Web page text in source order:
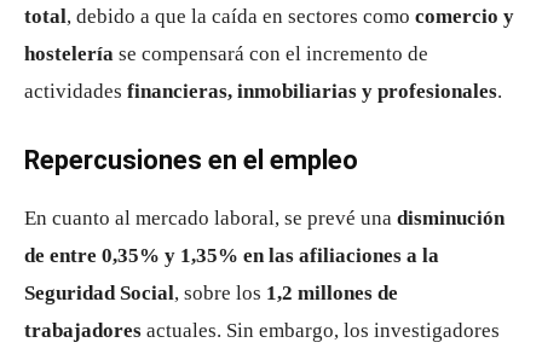
total, debido a que la caída en sectores como comercio y
hostelería se compensará con el incremento de
actividades financieras, inmobiliarias y profesionales.
Repercusiones en el empleo
En cuanto al mercado laboral, se prevé una disminución
de entre 0,35% y 1,35% en las afiliaciones a la
Seguridad Social, sobre los 1,2 millones de
trabajadores actuales. Sin embargo, los investigadores